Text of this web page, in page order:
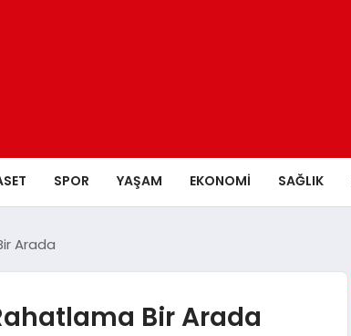
SPOR YAŞAM EKONOMI SAĞLIK
Arada
Bir Arada